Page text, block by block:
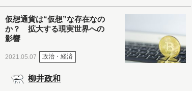
仮想通貨は“仮想”な存在なの
か？ 拡大する現実世界への
影響
2021.05.07 政治・経済
柳井政和